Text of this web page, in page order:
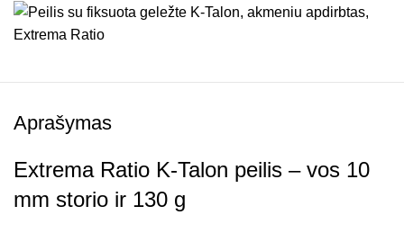
Aprašymas
Extrema Ratio K-Talon peilis – vos 10
mm storio ir 130 g